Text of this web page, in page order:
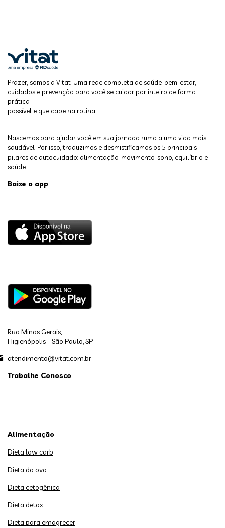
Prazer, somos a Vitat. Uma rede completa de saúde, bem-estar,
cuidados e prevenção para você se cuidar por inteiro de forma
prática,
possível e que cabe na rotina.
Nascemos para ajudar você em sua jornada rumo a uma vida mais
saudável. Por isso, traduzimos e desmistificamos os 5 principais
pilares de autocuidado: alimentação, movimento, sono, equilíbrio e
saúde.
Baixe o app
Rua Minas Gerais,
Higienópolis - São Paulo, SP
atendimento@vitat.com.br
Trabalhe Conosco
Alimentação
Dieta low carb
Dieta do ovo
Dieta cetogênica
Dieta detox
Dieta para emagrecer